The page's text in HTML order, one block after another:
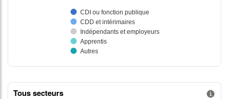
Tous secteurs